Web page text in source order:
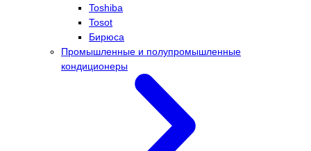
Toshiba
Tosot
Бирюса
Промышленные и полупромышленные
кондиционеры